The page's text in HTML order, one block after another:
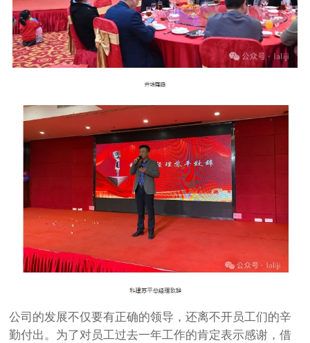
公司的发展不仅要有正确的领导，还离不开员工们的辛
勤付出。为了对员工过去一年工作的肯定表示感谢，借